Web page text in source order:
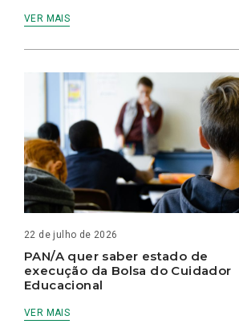
VER MAIS
22 de julho de 2026
PAN/A quer saber estado de
execução da Bolsa do Cuidador
Educacional
VER MAIS